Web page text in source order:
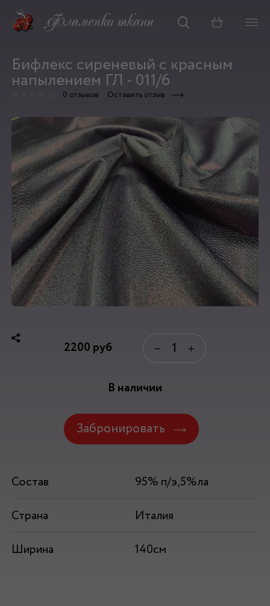
Корзина
Бифлекс сиреневый с красным
напылением ГЛ - 011/6
0 отзывов Оставить отзыв
2200 руб − +
В наличии
Забронировать
Состав
95% п/э,5%ла
Страна
Италия
Ширина
140см